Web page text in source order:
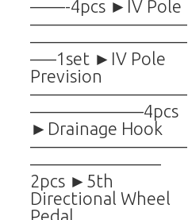
——-4pcs ►IV Pole
—————————
—————————
—–1set ►IV Pole
Prevision
—————————
——————–4pcs
►Drainage Hook
—————————
———————–
2pcs ►5th
Directional Wheel
Pedal